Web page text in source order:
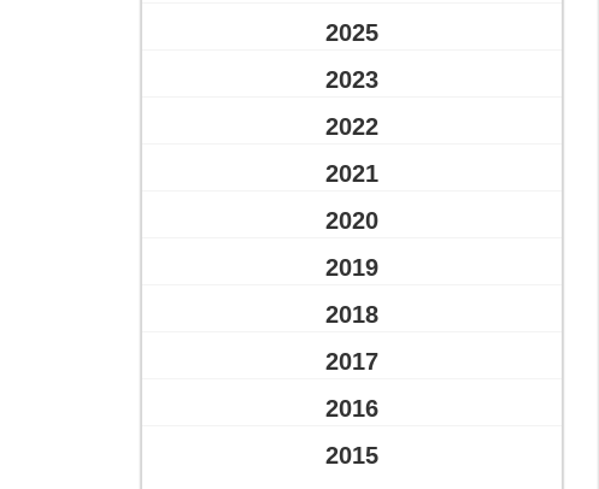
2025
2023
2022
2021
2020
2019
2018
2017
2016
2015